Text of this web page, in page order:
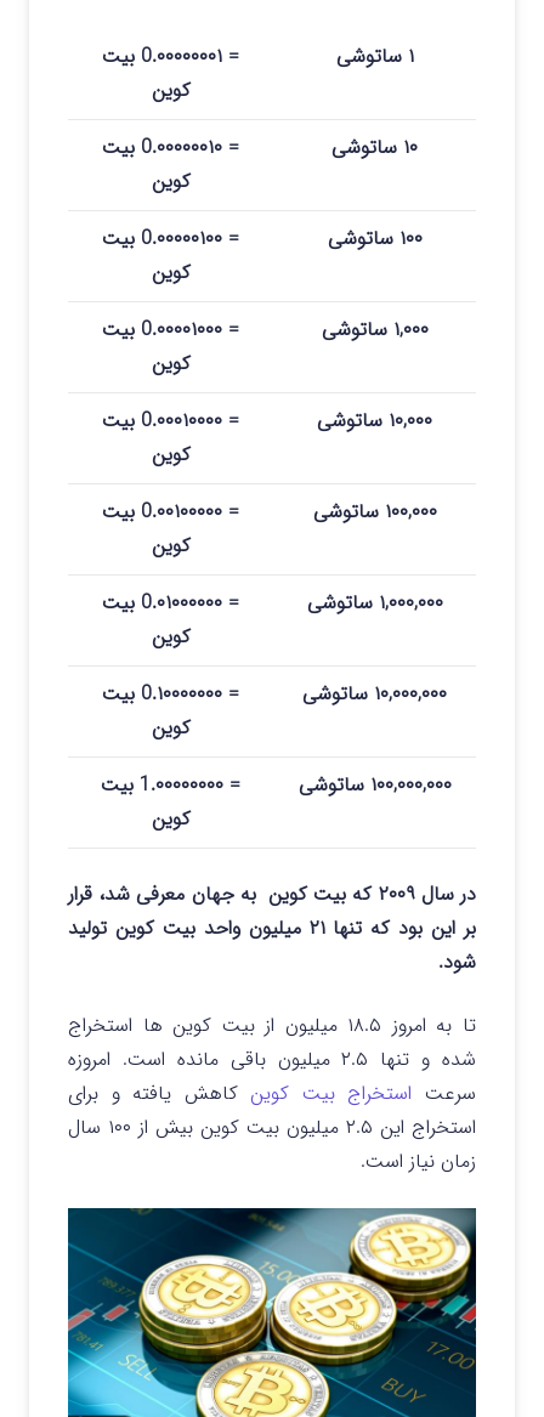
۱ ساتوشی
= 0.۰۰۰۰۰۰۰۱ بیت
کوین
۱۰ ساتوشی
= 0.۰۰۰۰۰۰۱۰ بیت
کوین
۱۰۰ ساتوشی
= 0.۰۰۰۰۰۱۰۰ بیت
کوین
۱,۰۰۰ ساتوشی
= 0.۰۰۰۰۱۰۰۰ بیت
کوین
۱۰,۰۰۰ ساتوشی
= 0.۰۰۰۱۰۰۰۰ بیت
کوین
۱۰۰,۰۰۰ ساتوشی
= 0.۰۰۱۰۰۰۰۰ بیت
کوین
۱,۰۰۰,۰۰۰ ساتوشی
= 0.۰۱۰۰۰۰۰۰ بیت
کوین
۱۰,۰۰۰,۰۰۰ ساتوشی
= 0.۱۰۰۰۰۰۰۰ بیت
کوین
۱۰۰,۰۰۰,۰۰۰ ساتوشی
= 1.۰۰۰۰۰۰۰۰ بیت
کوین
در سال ۲۰۰۹ که بیت کوین به جهان معرفی شد، قرار
بر این بود که تنها ۲۱ میلیون واحد بیت کوین تولید
شود.
تا به امروز ۱۸.۵ میلیون از بیت کوین ها استخراج
شده و تنها ۲.۵ میلیون باقی مانده است. امروزه
سرعت استخراج بیت کوین کاهش یافته و برای
استخراج این ۲.۵ میلیون بیت کوین بیش از ۱۰۰ سال
زمان نیاز است.